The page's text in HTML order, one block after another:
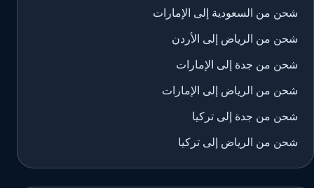
شحن من السعودية إلى الإمارات
شحن من الرياض إلى الأردن
شحن من جدة إلى الإمارات
شحن من الرياض إلى الإمارات
شحن من جدة إلى تركيا
شحن من الرياض إلى تركيا